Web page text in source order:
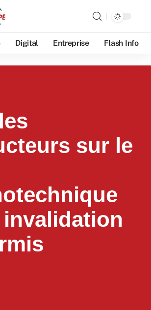
Digital Entreprise Flash Info
sur le
invalidation